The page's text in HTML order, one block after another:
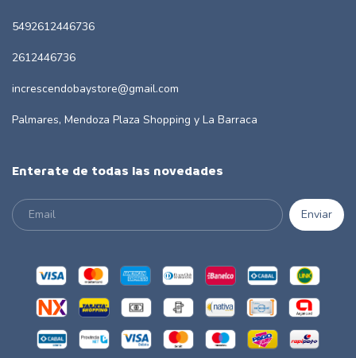
5492612446736
2612446736
increscendobaystore@gmail.com
Palmares, Mendoza Plaza Shopping y La Barraca
Enterate de todas las novedades